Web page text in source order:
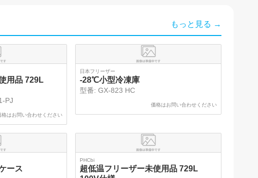
もっと見る →
用品 729L
PJ
格はお問い合わせください
日本フリーザー
-28℃小型冷凍庫
型番: GX-823 HC
価格はお問い合わせください
ース
PHCbi
超低温フリーザー未使用品 729L